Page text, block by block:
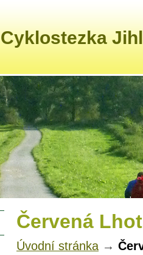
Cyklostezka
Červená
Úvodní stránka →